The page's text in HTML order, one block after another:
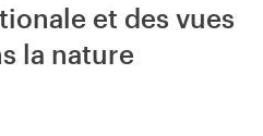
et des vues
la nature